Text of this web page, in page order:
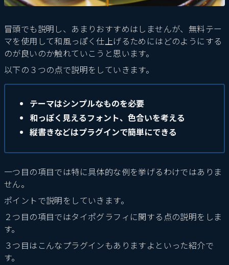
冒頭でも説明し、あまりおすすめはしませんが、無料テー
マを使用して和風っぽく仕上げるためにはどのようにする
のが良いのか触れていこうと思います。
以下の３つの点で説明をしていきます。
テーマはシンプルなものを必要
和っぽく見えるフォント、色合いを考える
縦書きなどはプラグインで簡単にできる
一つ目の項目では特に具体的な例を挙げるわけではありま
せん。
ポイントで説明をしていきます。
２つ目の項目ではタイポグラフィに関する点の説明をしま
す。
３つ目はこんなプラグインもありますよといった紹介で
す。